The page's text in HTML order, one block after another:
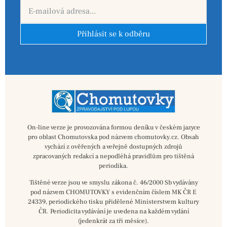
Přihlásit se k odběru
On-line verze je provozována formou deníku v českém jazyce
pro oblast Chomutovska pod názvem chomutovky.cz. Obsah
vychází z ověřených a veřejně dostupných zdrojů
zpracovaných redakcí a nepodléhá pravidlům pro tištěná
periodika.
Tištěné verze jsou ve smyslu zákona č. 46/2000 Sb vydávány
pod názvem CHOMUTOVKY s evidenčním číslem MK ČR E
24339, periodického tisku přidělené Ministerstvem kultury
ČR. Periodicita vydávání je uvedena na každém vydání
(jedenkrát za tři měsíce).